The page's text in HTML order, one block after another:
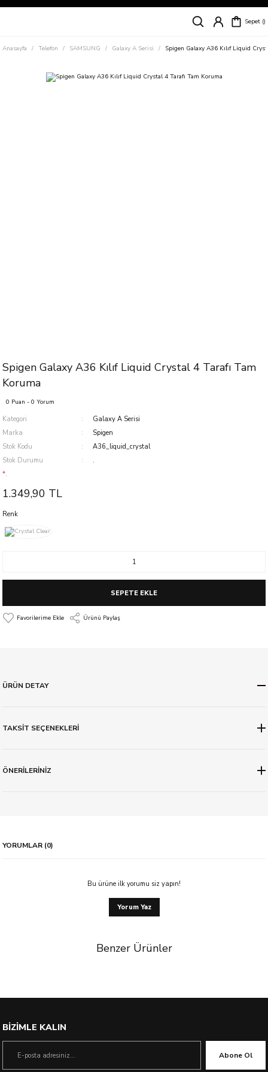
Siparişleriniz
Süper İndirimli Fiyatlar
Sepet
Anasayfa Telefon SAMSUNG Galaxy A Serisi Spigen Galaxy A36 Kılıf Liquid
Spigen Galaxy A36 Kılıf Liquid Crystal 4 Tarafı Tam
Koruma
0 Puan - 0 Yorum
Kategori
Galaxy A Serisi
Marka
Spigen
Stok Kodu
A36_liquid_crystal
Stok Durumu
.
*.
1.349,90 TL
Renk
SEPETE EKLE
Ürünü Paylaş
ÜRÜN DETAY
TAKSİT SEÇENEKLERİ
ÖNERİLERİNİZ
YORUMLAR (0)
Bu ürüne ilk yorumu siz yapın!
Yorum Yaz
Benzer Ürünler
BİZİMLE KALIN
Abone Ol